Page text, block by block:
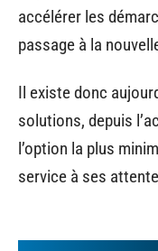
accélérer les
passage à la
Il existe donc
solutions, depuis
l’option la plus
service à ses